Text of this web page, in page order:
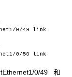
0/49 link
0/50 link
0/49和